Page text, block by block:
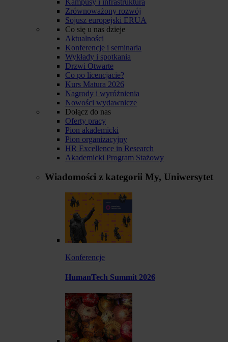
Zrównoważony rozwój
Sojusz europejski ERUA
Co się u nas dzieje
Aktualności
Konferencje i seminaria
Wykłady i spotkania
Drzwi Otwarte
Co po licencjacie?
Kurs Matura 2026
Nagrody i wyróżnienia
Nowości wydawnicze
Dołącz do nas
Oferty pracy
Pion akademicki
Pion organizacyjny
HR Excellence in Research
Akademicki Program Stażowy
Wiadomości z kategorii My, Uniwersytet
Konferencje
HumanTech Summit 2026